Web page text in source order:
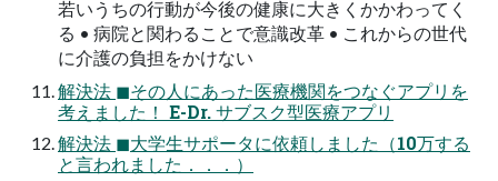
若いうちの行動が今後の健康に大きくかかわってく
る • 病院と関わることで意識改革 • これからの世代
に介護の負担をかけない
解決法 ◼その人にあった医療機関をつなぐアプリを
考えました！ E-Dr. サブスク型医療アプリ
解決法 ◼大学生サポータに依頼しました（10万する
と言われました．．．）